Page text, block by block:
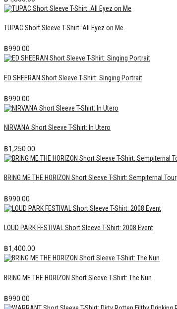
TUPAC Short Sleeve T-Shirt: All Eyez on Me
฿990.00
ED SHEERAN Short Sleeve T-Shirt: Singing Portrait
฿990.00
NIRVANA Short Sleeve T-Shirt: In Utero
฿1,250.00
BRING ME THE HORIZON Short Sleeve T-Shirt: Sempiternal Tour
฿990.00
LOUD PARK FESTIVAL Short Sleeve T-Shirt: 2008 Event
฿1,400.00
BRING ME THE HORIZON Short Sleeve T-Shirt: The Nun
฿990.00